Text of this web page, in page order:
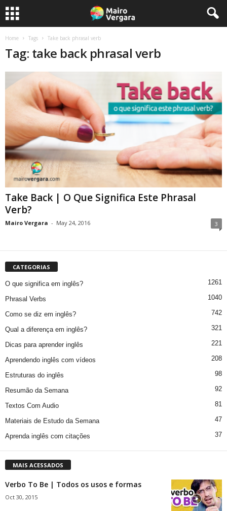
Home Tags Take back phrasal verb
Tag: take back phrasal verb
Take Back | O Que Significa Este Phrasal
Verb?
Mairo Vergara - May 24, 2016 3
CATEGORIAS
O que significa em inglês? 1261
Phrasal Verbs 1040
Como se diz em inglês? 742
Qual a diferença em inglês? 321
Dicas para aprender inglês 221
Aprendendo inglês com vídeos 208
Estruturas do inglês 98
Resumão da Semana 92
Textos Com Audio 81
Materiais de Estudo da Semana 47
Aprenda inglês com citações 37
MAIS ACESSADOS
Verbo To Be | Todos os usos e formas
Oct 30, 2015